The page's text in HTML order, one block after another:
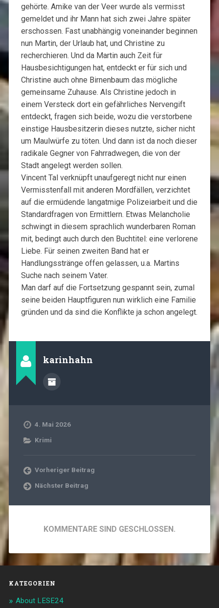
gehörte. Amike van der Veer wurde als vermisst
gemeldet und ihr Mann hat sich zwei Jahre später
erschossen. Fast unabhängig voneinander beginnen
nun Martin, der Urlaub hat, und Christine zu
recherchieren. Und da Martin auch Zeit für
Hausbesichtigungen hat, entdeckt er für sich und
Christine auch ohne Birnenbaum das mögliche
gemeinsame Zuhause. Als Christine jedoch in
einem Versteck dort ein gefährliches Nervengift
entdeckt, fragen sich beide, wozu die verstorbene
einstige Hausbesitzerin dieses nutzte, sicher nicht
um Maulwürfe zu töten. Und dann ist da noch dieser
radikale Gegner von Fahrradwegen, die von der
Stadt angelegt werden sollen.
Vincent Tal verknüpft unaufgeregt nicht nur einen
Vermisstenfall mit anderen Mordfällen, verzichtet
auf die ermüdende langatmige Polizeiarbeit und die
Standardfragen von Ermittlern. Etwas Melancholie
schwingt in diesem sprachlich wunderbaren Roman
mit, bedingt auch durch den Buchtitel: eine verlorene
Liebe. Für seinen zweiten Band hat er
Handlungsstränge offen gelassen, u.a. Martins
Suche nach seinem Vater.
Man darf auf die Fortsetzung gespannt sein, zumal
seine beiden Hauptfiguren nun wirklich eine Familie
gründen und da sind die Konflikte ja schon angelegt.
karinhahn
4. Mai 2026
Krimi
Vorheriger Beitrag
Nächster Beitrag
KOMMENTARE SIND GESCHLOSSEN.
KATEGORIEN
About LESE24